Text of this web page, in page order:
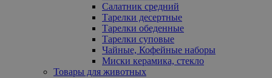
Салатник средний
Тарелки десертные
Тарелки обеденные
Тарелки суповые
Чайные, Кофейные наборы
Миски керамика, стекло
Товары для животных